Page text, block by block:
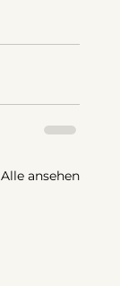
Alle ansehen